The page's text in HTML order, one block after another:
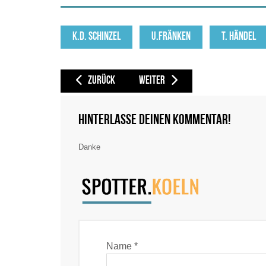
K.D. SCHINZEL U.FRÄNKEN T. HÄNDEL
VORHERIGER BEITRAG: ARMÉE DE L'AIR ET DE
ZURÜCK NÄCHSTER BEITRAG: AUSTRIAN
WEITER
Hinterlasse deinen Kommentar!
Danke
Name *